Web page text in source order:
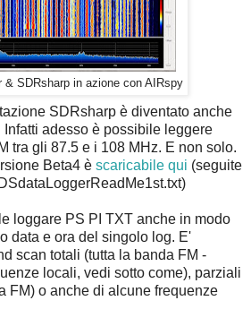
& SDRsharp in azione con AIRspy
SDRsharp è diventato anche
adesso è possibile leggere
tra gli 87.5 e i 108 MHz. E non solo.
Beta4 è scaricabile qui (seguite
loggare PS PI TXT anche in modo
data e ora del singolo log. E'
scan totali (tutta la banda FM -
locali, vedi sotto come), parziali
FM) o anche di alcune frequenze